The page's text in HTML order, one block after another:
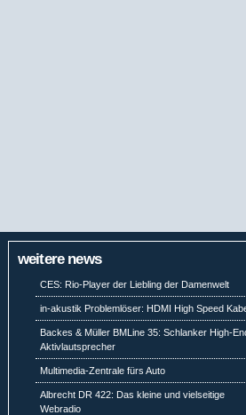
weitere news
CES: Rio-Player der Liebling der Damenwelt
in-akustik Problemlöser: HDMI High Speed
Backes & Müller BMLine 35: Schlanker High-
Aktivlautsprecher
Multimedia-Zentrale fürs Auto
Albrecht DR 422: Das kleine und vielseitige
Webradio